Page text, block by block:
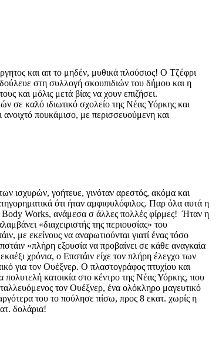
και απ το μηδέν, μυθικά πλούσιος! Ο Τζέφρι
στη συλλογή σκουπιδιών του δήμου και η
και μόλις μετά βίας να χουν επιζήσει.
σε καλό ιδιωτικό σχολείο της Νέας Υόρκης και
ανοιχτό πουκάμισο, με περισσευούμενη και
ισχυρών, γοήτευε, γινόταν αρεστός, ακόμα και
ότι ήταν αμφιφυλόφιλος. Παρ όλα αυτά η
Body Works, ανάμεσα σ άλλες πολλές φίρμες! Ήταν η
«διαχειριστής της περιουσίας» του
με εκείνους να αναρωτιούνται γιατί ένας τόσο
«πλήρη εξουσία να προβαίνει σε κάθε αναγκαία
χρόνια, ο Επστάιν είχε τον πλήρη έλεγχο των
για τον Ουέξνερ. Ο πλαστογράφος πτυχίου και
κατοικία στο κέντρο της Νέας Υόρκης, που
τον Ουέξνερ, ένα ολόκληρο μαγευτικό
του το πούλησε πίσω, προς 8 εκατ. χωρίς η
δολάρια!